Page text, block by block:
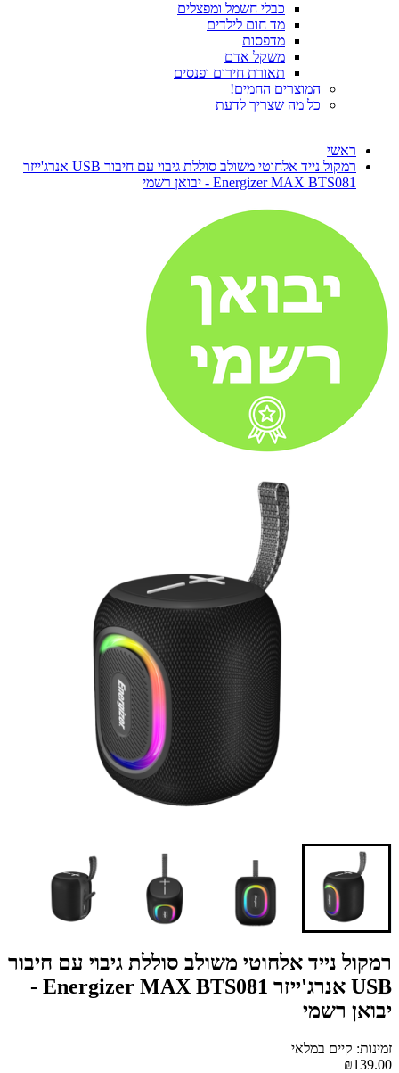
כבלי חשמל ומפצלים
מד חום לילדים
מדפסות
משקל אדם
תאורת חירום ופנסים
המוצרים החמים!
כל מה שצריך לדעת
ראשי
רמקול נייד אלחוטי משולב סוללת גיבוי עם חיבור USB אנרג'ייזר
Energizer MAX BTS081 - יבואן רשמי
רמקול נייד אלחוטי משולב סוללת גיבוי עם חיבור
USB אנרג'ייזר Energizer MAX BTS081 -
יבואן רשמי
זמינות: קיים במלאי
₪139.00